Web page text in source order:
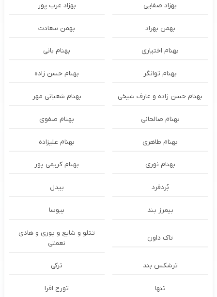
بهزاد صفایی بهزاد عرب پور
بهمن بهراد بهمن سعادت
بهنام اختیاری بهنام بانی
بهنام توانگر بهنام حسن زاده
بهنام حسن زاده و عارف شیخی بهنام شعبانی مهر
بهنام صالحانی بهنام صفوی
بهنام طاهری بهنام علیزاده
بهنام نوری بهنام کریمی پور
بُردفرد بیدل
بیمرز بند بیوسا
تاک داون
تتلو و شایع و پوری و هادی
نعمتی
ترشكس بند ترکی
تنها تورج افرا